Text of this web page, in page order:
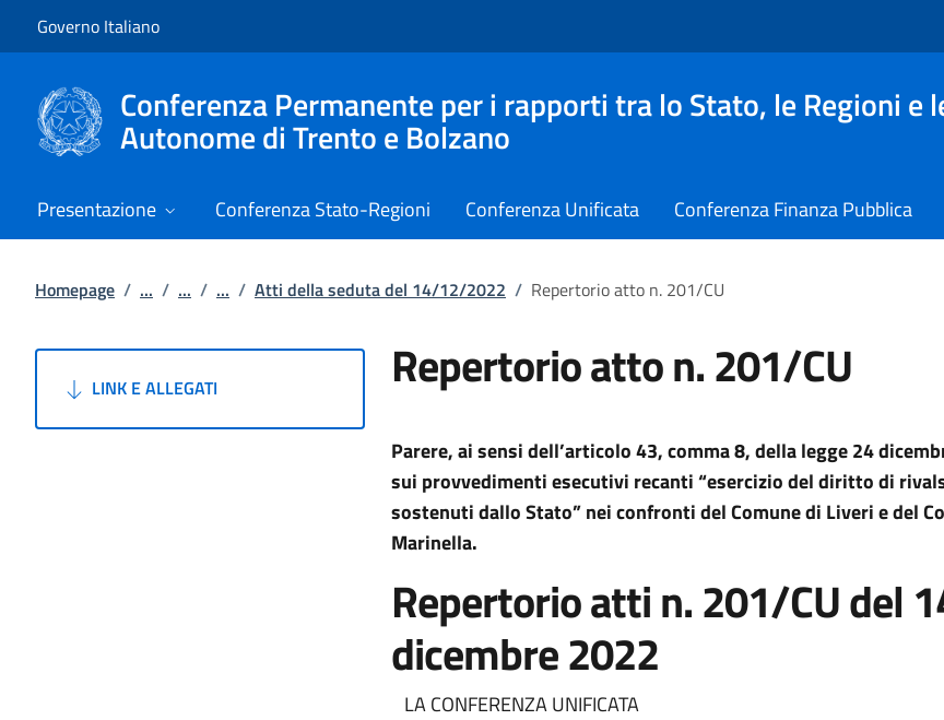
Governo Italiano
Conferenza Permanente per i rapporti tra lo Stato, le Regioni e
Autonome di Trento e Bolzano
Presentazione Conferenza Stato-Regioni Conferenza Unificata Conferenza Finanza Pubblica
Homepage / ... / ... / ... / Atti della seduta del 14/12/2022 / Repertorio atto n. 201/CU
LINK E ALLEGATI Repertorio atto n. 201/CU
Parere, ai sensi dell’articolo 43, comma 8,della legge 24
sui provvedimenti esecutivi recanti “esercizio del diritto di
sostenuti dallo Stato” nei confronti del Comune di Liveri e del
Marinella.
Repertorio atti n. 201/CU del
dicembre 2022
LA CONFERENZA UNIFICATA